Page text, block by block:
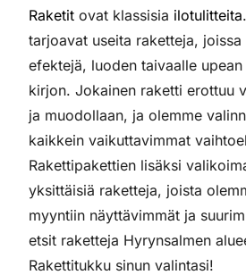
Raketit ovat klassisia ilotulitteita
tarjoavat useita raketteja, joissa
efektejä, luoden taivaalle
kirjon. Jokainen raketti erottuu
ja muodollaan, ja olemme
kaikkein vaikuttavimmat
Rakettipakettien lisäksi
yksittäisiä raketteja, joista
myyntiin näyttävimmät ja
etsit raketteja Hyrynsalmen
Rakettitukku sinun valintasi!